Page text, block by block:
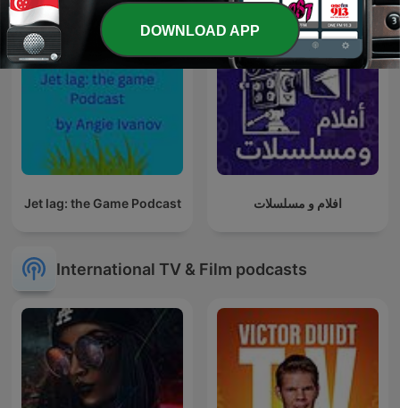
Jet lag: the Game Podcast افلام و مسلسلات
International TV & Film podcasts
DOWNLOAD APP